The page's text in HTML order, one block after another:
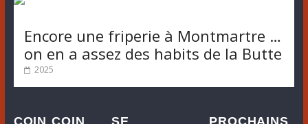
Encore une friperie à Montmartre …
on en a assez des habits de la Butte
2025